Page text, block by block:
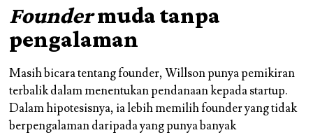
Foundermuda tanpa
pengalaman
Masih bicara tentang founder, Willson punya pemikiran
terbalik dalam menentukan pendanaan kepada startup.
Dalam hipotesisnya, ia lebih memilih founder yang tidak
berpengalaman daripada yang punya banyak